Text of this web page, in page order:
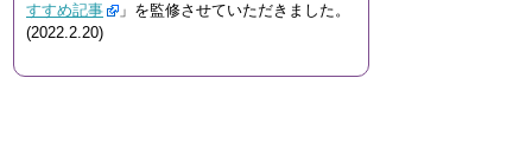
すすめ記事
」を監修させていただきました。
(2022.2.20)